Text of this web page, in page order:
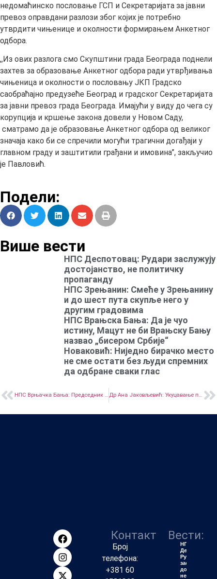
недомаћинско пословање ГСП и Секретаријата за јавни
превоз оправдани разлози због којих је потребно
утврдити чињенице и околности формирањем Анкетног
одбора.
,,Из ових разлога смо Скупштини града Београда поднели
захтев за образовање Анкетног одбора ради утврђивања
чињеница и околности о пословању ЈКП Градско
саобраћајно предузеће Београд и градског Секретаријата
за јавни превоз града Београда. Имајући у виду до чега су
корупција и кршење закона довели у Новом Саду,
сматрамо да је образовање Анкетног одбора од великог
значаја како би се спречили могући трагични догађаји у
главном граду и заштитили грађани и имовина”, закључио
је Павловић.
Подели:
Више вести
НПС Деспотовац: Рудари заслужују
достојанство, не политичку
пропаганду
НПС Зрењанин: Смеће у Зрењанину
и до шест пута скупље него у
другим градовима
НПС Врањска Бања: Да је чуо
истину, Мацут не би Врањску Бању
назвао „бисером Србије“
Новаковић: Ниједно бирачко место
не сме остати без људи спремних
да одбране сваки глас
Контакт
Број
телефона:
+381 60
Вести:
НПС
Деспотовац:
Рудари
заслужују
достојанство,
не политичку